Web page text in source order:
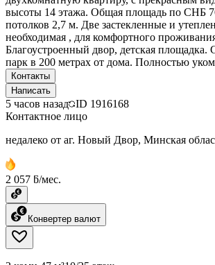
высоты 14 этажа. Общая площадь по СНБ
потолков 2,7 м. Две застекленные и
необходимая , для комфортного
Благоустроенный двор, детская площадка.
парк в 200 метрах от дома. Полностью
Контакты
Написать
5 часов назад ID 1916168
Контактное лицо
недалеко от аг. Новый Двор, Минская
2 057 ƃ/мес.
Конвертер валют